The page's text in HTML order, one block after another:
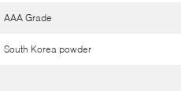
AAA Grade
South Korea powder